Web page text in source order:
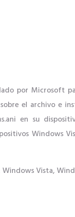
por Microsoft
el archivo e
en su
Windows
Vista,